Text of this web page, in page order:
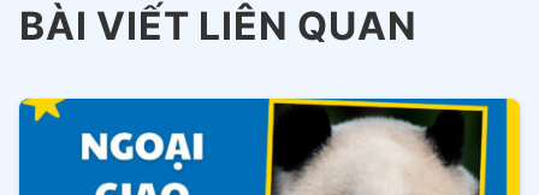
BÀI VIẾT LIÊN QUAN